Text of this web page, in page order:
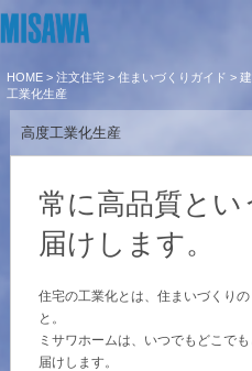
住まい
建てる
商品ラインアップ
テクノロジー（住まいの性
土地活用
個人のお客さま
賃貸住宅
賃貸併用住宅
リフォーム
戸建て・マンション
まちづくり
HOME > 注文住宅 > 住まいづくりガイド >
工業化生産
高度工業化生産
常に高品質とい
届けします。
住宅の工業化とは、住まいづくり
と。
ミサワホームは、いつでもどこで
届けします。